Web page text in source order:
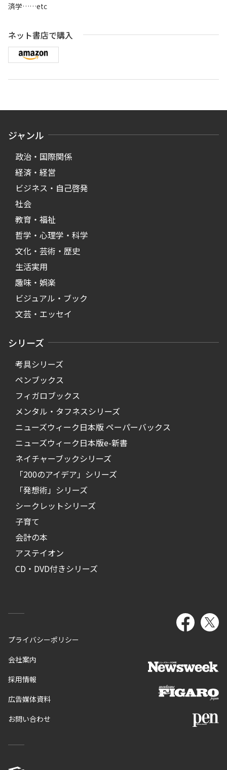
済学……etc
ネット書店で購入
ジャンル
政治・国際関係
経済・経営
ビジネス・自己啓発
社会
教育・福祉
哲学・心理学・科学
文化・芸術・歴史
生活実用
趣味・娯楽
ビジュアル・ブック
文芸・エッセイ
シリーズ
考具シリーズ
ペンブックス
フィガロブックス
メンタル・タフネスシリーズ
ニューズウィーク日本版 ペーパーバックス
ニューズウィーク日本版e-新書
ネイチャーブックシリーズ
「200のアイデア」シリーズ
「発想術」シリーズ
シークレットシリーズ
子育て
会計の本
アステイオン
CD・DVD付きシリーズ
プライバシーポリシー
会社案内
採用情報
広告媒体資料
お問い合わせ